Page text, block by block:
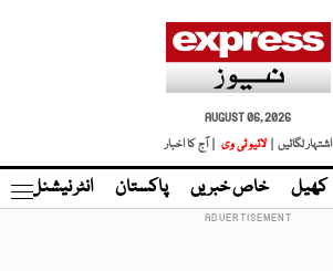
AUGUST 06, 2026
اشتہار لگائیں |
لائیو ٹی وی | آج کا اخبار
کھیل خاص خبریں پاکستان انٹر نیشنل